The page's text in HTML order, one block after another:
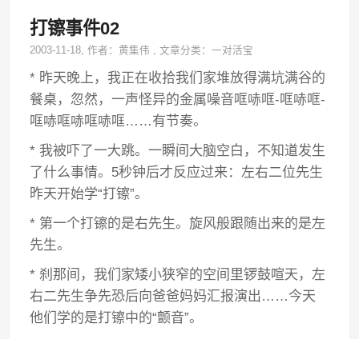
打镲事件02
2003-11-18, 作者：黄集伟 ,文章分类：一对活宝
* 昨天晚上，我正在收拾我们家堆放得满坑满谷的
餐桌，忽然，一声怪异的金属噪音哐哧哐-哐哧哐-
哐哧哐哧哐哧哐……有节奏。
* 我被吓了一大跳。一瞬间大脑空白，不知道发生
了什么事情。5秒钟后才反应过来：左右二位先生
昨天开始学“打镲”。
* 第一个打镲的是右先生。旋风般跟随出来的是左
先生。
* 刹那间，我们家矮小狭窄的空间里锣鼓喧天，左
右二先生争先恐后向爸爸妈妈汇报演出……今天
他们学的是打镲中的“颤音”。